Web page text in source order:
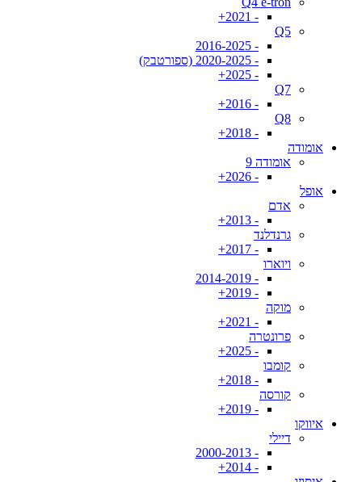
- 2021+
Q5
- 2016-2025
- 2020-2025 (ספורטבק)
- 2025+
Q7
- 2016+
Q8
- 2018+
אומודה
אומודה 9
- 2026+
אופל
אדם
- 2013+
גרנדלנד
- 2017+
ויוארו
- 2014-2019
- 2019+
מוקה
- 2021+
פרונטרה
- 2025+
קומבו
- 2018+
קורסה
- 2019+
איווקו
דיילי
- 2000-2013
- 2014+